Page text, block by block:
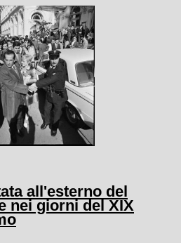
all'esterno del
nei giorni del XIX